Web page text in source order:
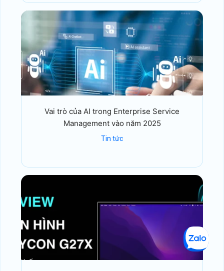
Vai trò của AI trong Enterprise Service
Management vào năm 2025
Tin tức